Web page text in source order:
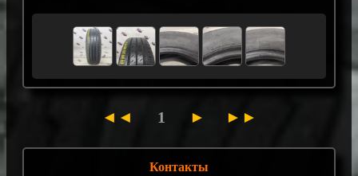
◄◄ 1 ► ►►
Контакты